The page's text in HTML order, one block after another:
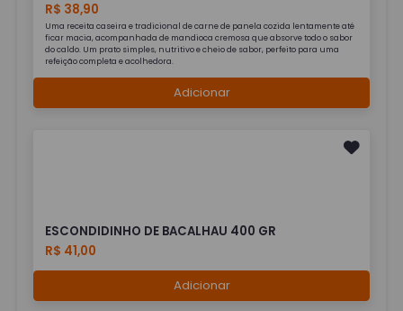
R$ 38,90
Uma receita caseira e tradicional de carne de panela cozida lentamente até
ficar macia, acompanhada de mandioca cremosa que absorve todo o sabor
do caldo. Um prato simples, nutritivo e cheio de sabor, perfeito para uma
refeição completa e acolhedora.
Adicionar
ESCONDIDINHO DE BACALHAU 400 GR
R$ 41,00
Adicionar